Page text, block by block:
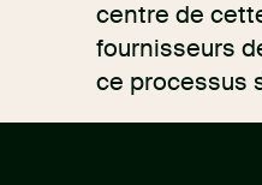
centre de
fournisseurs
ce processus